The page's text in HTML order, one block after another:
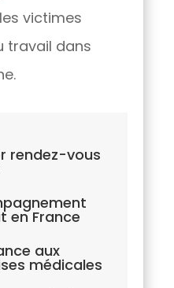
victimes
travail dans
rendez-vous
en France
aux
médicales